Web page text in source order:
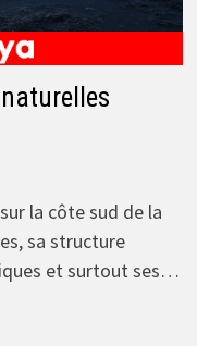
la côte sud de la
sa structure
et surtout ses…